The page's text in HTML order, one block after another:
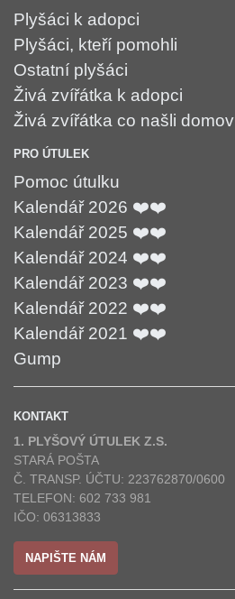
Plyšáci k adopci
Plyšáci, kteří pomohli
Ostatní plyšáci
Živá zvířátka k adopci
Živá zvířátka co našli domov
PRO ÚTULEK
Pomoc útulku
Kalendář 2026 ❤️❤️
Kalendář 2025 ❤️❤️
Kalendář 2024 ❤️❤️
Kalendář 2023 ❤️❤️
Kalendář 2022 ❤️❤️
Kalendář 2021 ❤️❤️
Gump
KONTAKT
1. PLYŠOVÝ ÚTULEK Z.S.
STARÁ POŠTA
Č. TRANSP. ÚČTU: 223762870/0600
TELEFON: 602 733 981
IČO: 06313833
NAPIŠTE NÁM